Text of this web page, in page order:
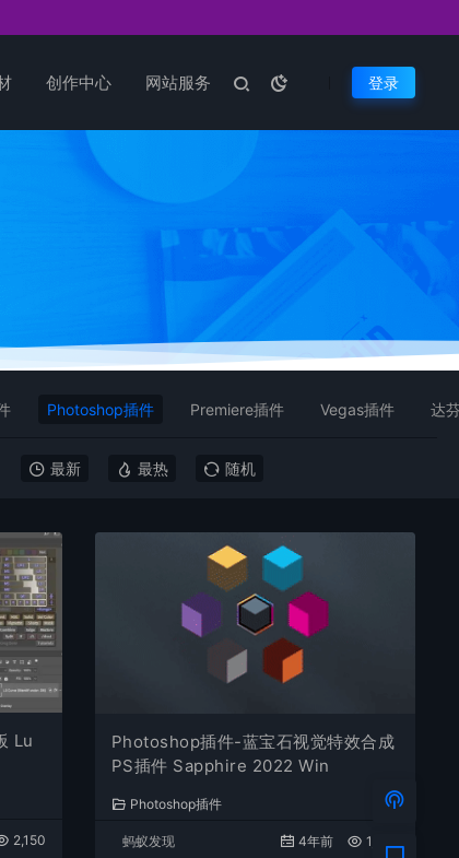
创作中心 网站服务 登录
Photoshop插件 Premiere插件 Vegas插件 达
最新 最热 随机
Lu
2,150
Photoshop插件-蓝宝石视觉特效合成
PS插件 Sapphire 2022 Win
Photoshop插件
蚂蚁发现 4年前 1,497